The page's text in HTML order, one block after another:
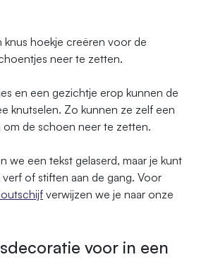
knus hoekje creëren voor de
neer te zetten.
en een gezichtje erop kunnen de
knutselen. Zo kunnen ze zelf een
om de schoen neer te zetten.
we een tekst gelaserd, maar je kunt
of stiften aan de gang. Voor
verwijzen we je naar onze
voor in een